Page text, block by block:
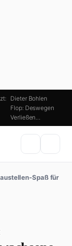
Dieter Bohlen
Flop: Deswegen
Verließen…
Spaß für